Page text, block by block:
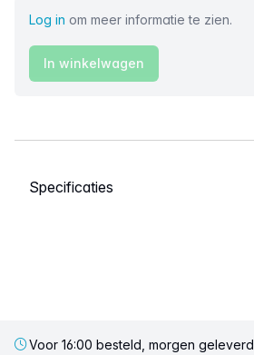
Log in om meer informatie te zien.
In winkelwagen
Selecteer een tabblad
Voor 16:00 besteld, morgen geleverd